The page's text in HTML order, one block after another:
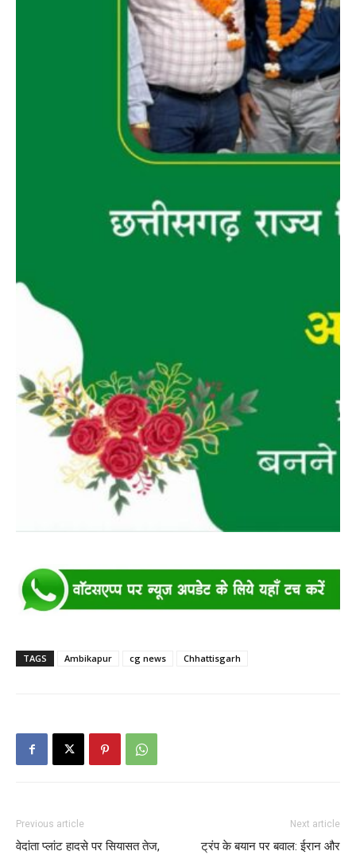
TAGS Ambikapur cg news Chhattisgarh
Previous article
वेदांता प्लांट हादसे पर सियासत तेज,
Next article
ट्रंप के बयान पर बवाल: ईरान और